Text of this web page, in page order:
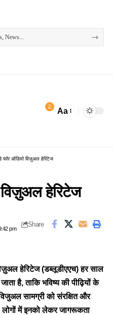
2 Aa
फॉर ऑडियो विज़ुअल हेरिटेज
विज़ुअल हेरिटेज
pm
Share
हेरिटेज (डब्लूडीएएच) हर साल
है, ताकि भविष्य की पीढ़ियों के
सामग्री को संरक्षित और
में इनको लेकर जागरूकता